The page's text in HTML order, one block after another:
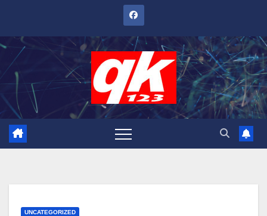
內
UNCATEGORIZED